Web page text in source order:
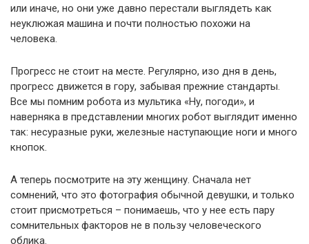
или иначе, но они уже давно перестали выглядеть как
неуклюжая машина и почти полностью похожи на
человека.
Прогресс не стоит на месте. Регулярно, изо дня в день,
прогресс движется в гору, забывая прежние стандарты.
Все мы помним робота из мультика «Ну, погоди», и
наверняка в представлении многих робот выглядит именно
так: несуразные руки, железные наступающие ноги и много
кнопок.
А теперь посмотрите на эту женщину. Сначала нет
сомнений, что это фотография обычной девушки, и только
стоит присмотреться – понимаешь, что у нее есть пару
сомнительных факторов не в пользу человеческого
облика.